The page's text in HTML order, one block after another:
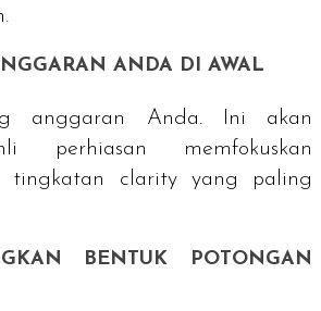
ANDA DI AWAL
anggaran Anda. Ini akan
perhiasan memfokuskan
tingkatan clarityyang paling
BENTUK POTONGAN